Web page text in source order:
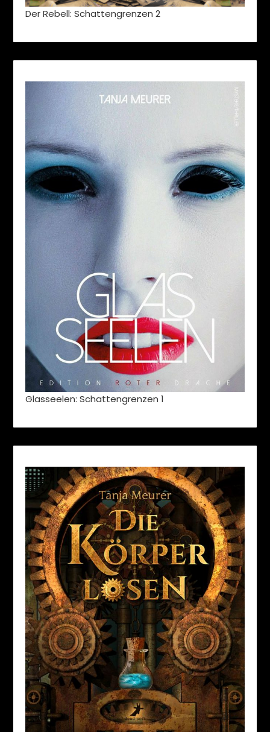
Der Rebell: Schattengrenzen 2
Glasseelen: Schattengrenzen 1